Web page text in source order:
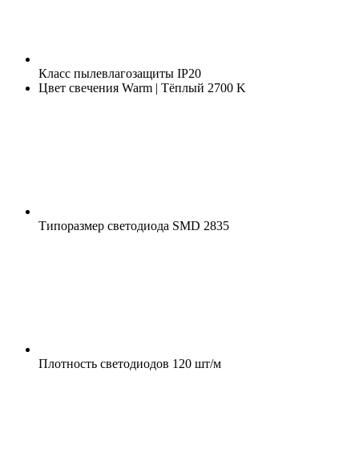
Класс пылевлагозащиты IP20
Цвет свечения Warm | Тёплый 2700 K
Типоразмер светодиода SMD 2835
Плотность светодиодов 120 шт/м